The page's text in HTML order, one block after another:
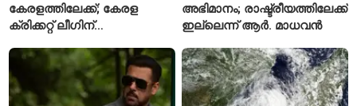
കേരളത്തിലേക്ക്; കേരള
ക്രിക്കറ്റ് ലീഗിന്
താരങ്ങൾക്ക് പരിശീലനം
നൽകും
അഭിമാനം; രാഷ്ട്രീയത്തിലേക്ക്
ഇല്ലെന്ന് ആർ. മാധവൻ